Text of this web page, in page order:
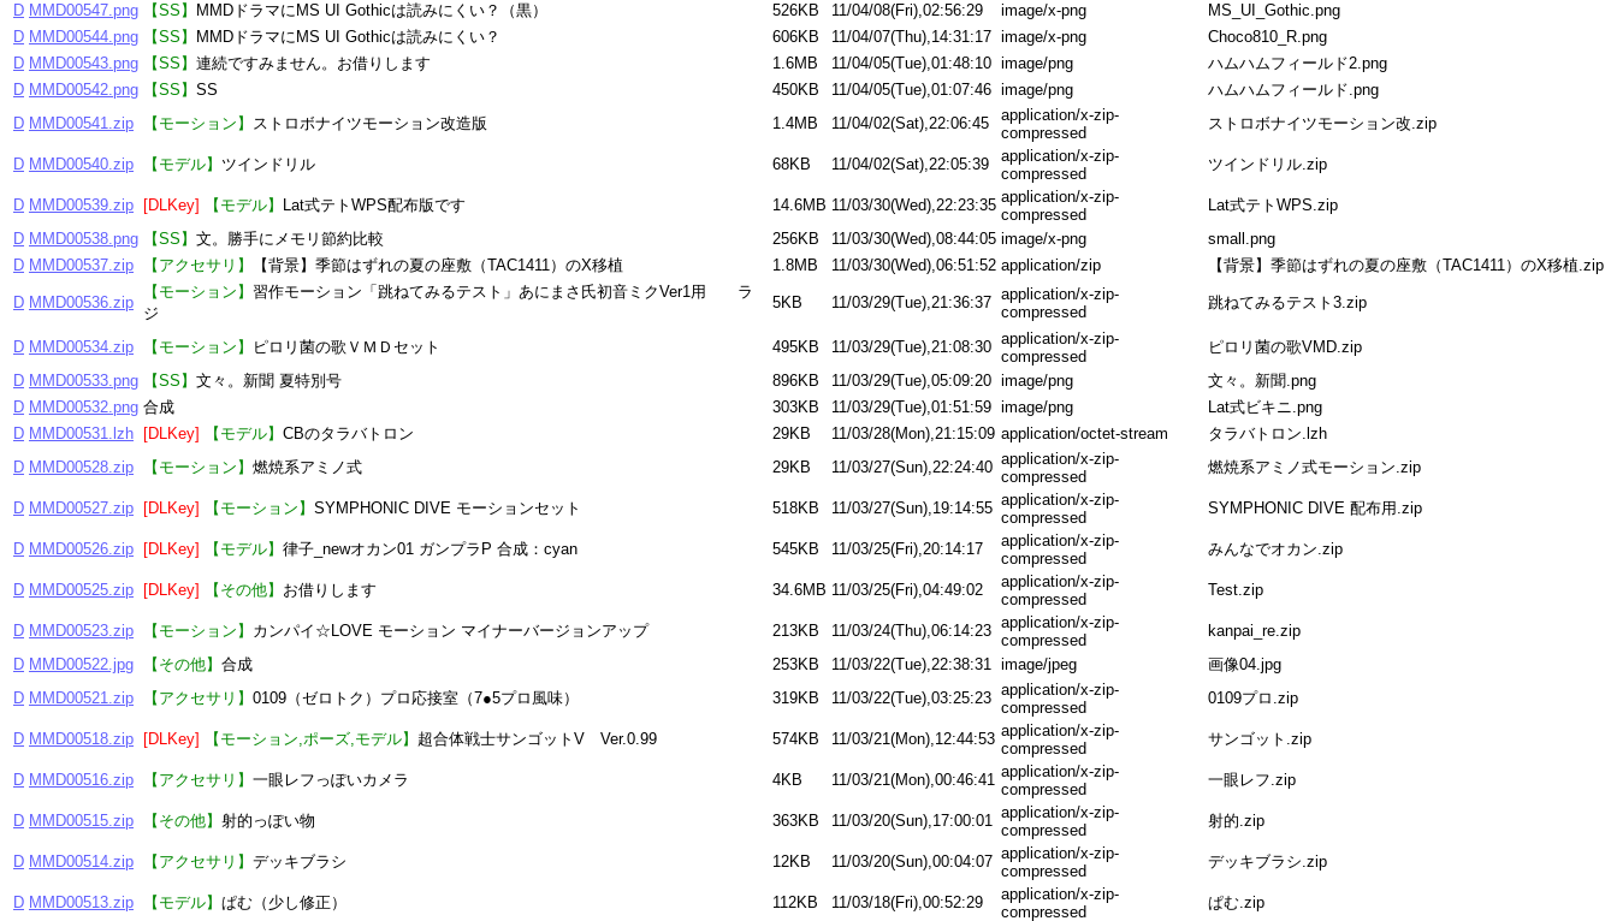
D MMD00547.png 【SS】 MMDドラマにMS UI Gothicは読みにくい？（黒） 526KB 11/04/08(Fri),02:56:29 image/x-png
MS_UI_Gothic.png
D MMD00544.png 【SS】 MMDドラマにMS UI Gothicは読みにくい？ 606KB 11/04/07(Thu),14:31:17 image/x-png
Choco810_R.png
D MMD00543.png 【SS】 連続ですみません。お借りします 1.6MB 11/04/05(Tue),01:48:10 image/png
ハムハムフィールド2.png
D MMD00542.png 【SS】 SS 450KB 11/04/05(Tue),01:07:46 image/png
ハムハムフィールド.png
D MMD00541.zip 【モーション】 ストロボナイツモーション改造版 1.4MB 11/04/02(Sat),22:06:45
application/x-zip-
compressed
ストロボナイツモーション改.zip
D MMD00540.zip 【モデル】 ツインドリル 68KB 11/04/02(Sat),22:05:39
application/x-zip-
compressed
ツインドリル.zip
D MMD00539.zip [DLKey] 【モデル】 Lat式テトWPS配布版です 14.6MB 11/03/30(Wed),22:23:35 application/x-zip-
compressed
Lat式テトWPS.zip
D MMD00538.png 【SS】 文。勝手にメモリ節約比較 256KB 11/03/30(Wed),08:44:05 image/x-png
small.png
D MMD00537.zip 【アクセサリ】 【背景】季節はずれの夏の座敷（TAC1411）のX移植 1.8MB 11/03/30(Wed),06:51:52 application/zip 【背景】季節はずれの夏の座敷（TAC1411）のX移植.zip
D MMD00536.zip
【モーション】 習作モーション「跳ねてみるテスト」あにまさ氏初音ミクVer1用 ラ
ジ
5KB 11/03/29(Tue),21:36:37 application/x-zip-
compressed
跳ねてみるテスト3.zip
D MMD00534.zip 【モーション】 ピロリ菌の歌ＶＭＤセット 495KB 11/03/29(Tue),21:08:30 application/x-zip-
compressed
ピロリ菌の歌VMD.zip
D MMD00533.png 【SS】 文々。新聞 夏特別号 896KB 11/03/29(Tue),05:09:20 image/png
文々。新聞.png
D MMD00532.png 合成 303KB 11/03/29(Tue),01:51:59 image/png
Lat式ビキニ.png
D MMD00531.lzh [DLKey] 【モデル】 CBのタラバトロン 29KB 11/03/28(Mon),21:15:09 application/octet-stream
タラバトロン.lzh
D MMD00528.zip 【モーション】 燃焼系アミノ式 29KB 11/03/27(Sun),22:24:40 application/x-zip-
compressed
燃焼系アミノ式モーション.zip
D MMD00527.zip [DLKey] 【モーション】 SYMPHONIC DIVE モーションセット 518KB 11/03/27(Sun),19:14:55 application/x-zip-
compressed
SYMPHONIC DIVE 配布用.zip
D MMD00526.zip [DLKey] 【モデル】 律子_newオカン01 ガンプラP 合成：cyan 545KB 11/03/25(Fri),20:14:17
application/x-zip-
compressed
みんなでオカン.zip
D MMD00525.zip [DLKey] 【その他】 お借りします 34.6MB 11/03/25(Fri),04:49:02
application/x-zip-
compressed
Test.zip
D MMD00523.zip 【モーション】 カンパイ☆LOVE モーション マイナーバージョンアップ 213KB 11/03/24(Thu),06:14:23 application/x-zip-
compressed
kanpai_re.zip
D MMD00522.jpg 【その他】 合成 253KB 11/03/22(Tue),22:38:31 image/jpeg
画像04.jpg
D MMD00521.zip 【アクセサリ】 0109（ゼロトク）プロ応接室（7●5プロ風味） 319KB 11/03/22(Tue),03:25:23 application/x-zip-
compressed
0109プロ.zip
D MMD00518.zip [DLKey] 【モーション,ポーズ,モデル】 超合体戦士サンゴットV Ver.0.99 574KB 11/03/21(Mon),12:44:53 application/x-zip-
compressed
サンゴット.zip
D MMD00516.zip 【アクセサリ】 一眼レフっぽいカメラ 4KB 11/03/21(Mon),00:46:41 application/x-zip-
compressed
一眼レフ.zip
D MMD00515.zip 【その他】 射的っぽい物 363KB 11/03/20(Sun),17:00:01 application/x-zip-
compressed
射的.zip
D MMD00514.zip 【アクセサリ】 デッキブラシ 12KB 11/03/20(Sun),00:04:07 application/x-zip-
compressed
デッキブラシ.zip
D MMD00513.zip 【モデル】 ぱむ（少し修正） 112KB 11/03/18(Fri),00:52:29
application/x-zip-
compressed
ぱむ.zip